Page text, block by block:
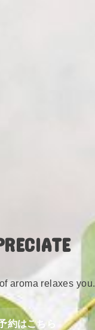
aroma relaxes you.
約はこちら